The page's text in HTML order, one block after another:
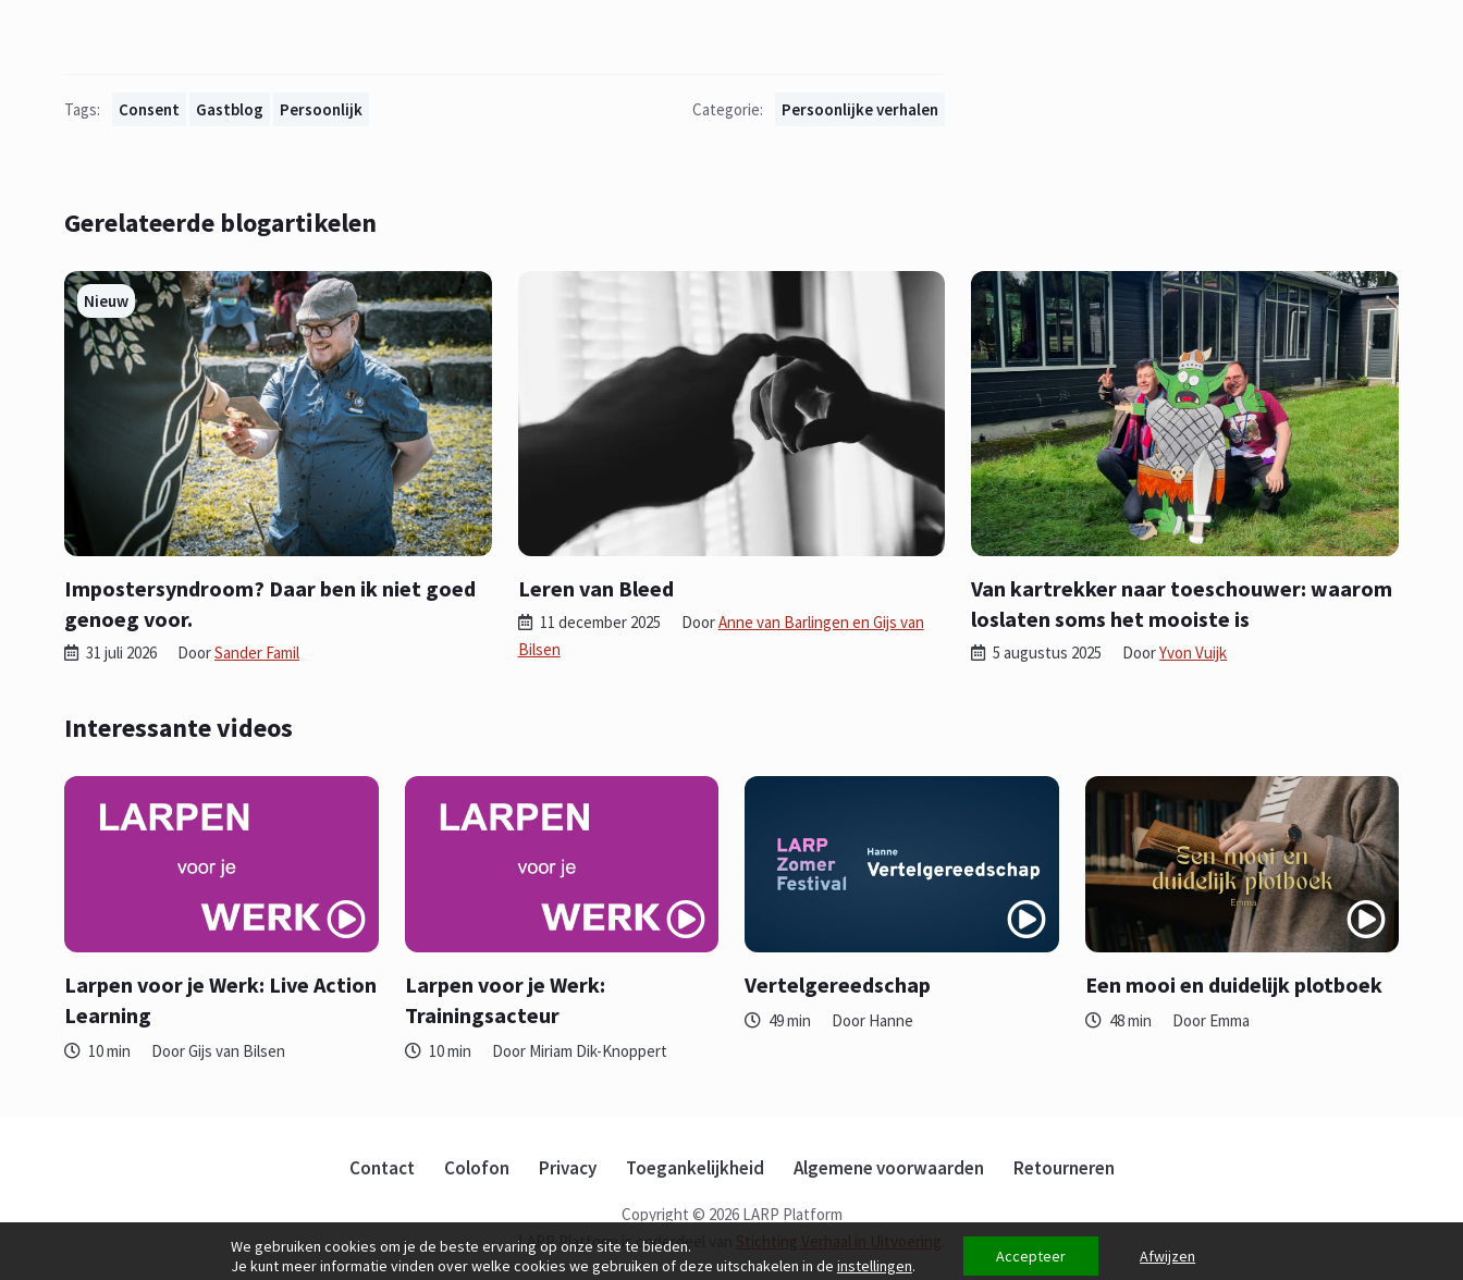
Tags: Consent Gastblog Persoonlijk Categorie: Persoonlijke verhalen
Gerelateerde blogartikelen
Nieuw
Impostersyndroom? Daar ben ik niet goed
genoeg voor.
31 juli 2026 DoorSander Famil
Leren van Bleed
11 december 2025 DoorAnne van Barlingen en Gijs van
Bilsen
Van kartrekker naar toeschouwer: waarom
loslaten soms het mooiste is
5 augustus 2025 DoorYvon Vuijk
Interessante videos
Larpen voor je Werk: Live Action
Learning
10 min Door Gijs van Bilsen
Larpen voor je Werk:
Trainingsacteur
10 min Door Miriam Dik-Knoppert
Vertelgereedschap
49 min Door Hanne
Een mooi en duidelijk plotboek
48 min Door Emma
Contact Colofon Privacy Toegankelijkheid Algemene voorwaarden Retourneren
Copyright © 2026 LARP Platform
LARP Platform is onderdeel van
We gebruiken cookies om je de beste ervaring op onze site te bieden.
Je kunt meer informatie vinden over welke cookies we gebruiken of deze uitschakelen in de instellingen. Accepteer Afwijzen